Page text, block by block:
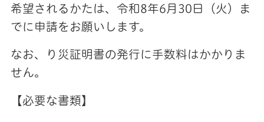
希望されるかたは、令和8年6月30日（火）ま
でに申請をお願いします。
なお、り災証明書の発行に手数料はかかりま
せん。
【必要な書類】